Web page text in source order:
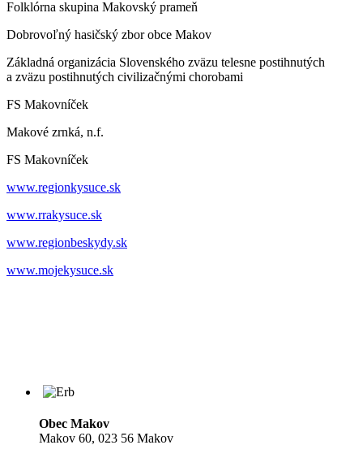
Folklórna skupina Makovský prameň
Dobrovoľný hasičský zbor obce Makov
Základná organizácia Slovenského zväzu telesne postihnutých
a zväzu postihnutých civilizačnými chorobami
FS Makovníček
Makové zrnká, n.f.
FS Makovníček
www.regionkysuce.sk
www.rrakysuce.sk
www.regionbeskydy.sk
www.mojekysuce.sk
Obec Makov
Makov 60, 023 56 Makov